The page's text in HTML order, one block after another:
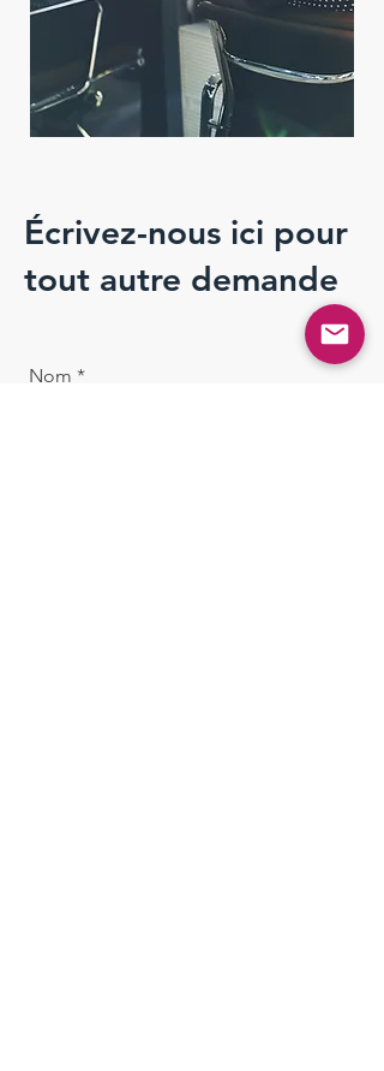
Écrivez-nous ici pour
tout autre demande
Nom